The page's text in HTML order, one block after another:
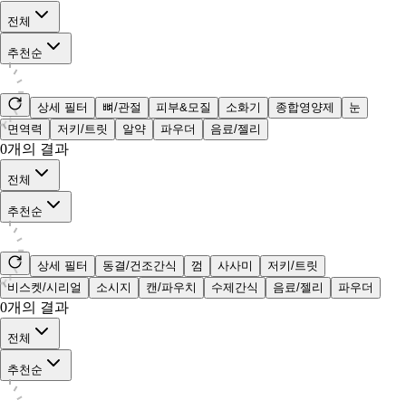
전체
추천순
상세 필터 뼈/관절 피부&모질 소화기 종합영양제
눈
면역력
저키/트릿 알약 파우더 음료/젤리
0개의 결과
전체
추천순
상세 필터 동결/건조간식 껌 사사미
저키/트릿
비스켓/시리얼
소시지 캔/파우치 수제간식 음료/젤리 파우더
0개의 결과
전체
추천순